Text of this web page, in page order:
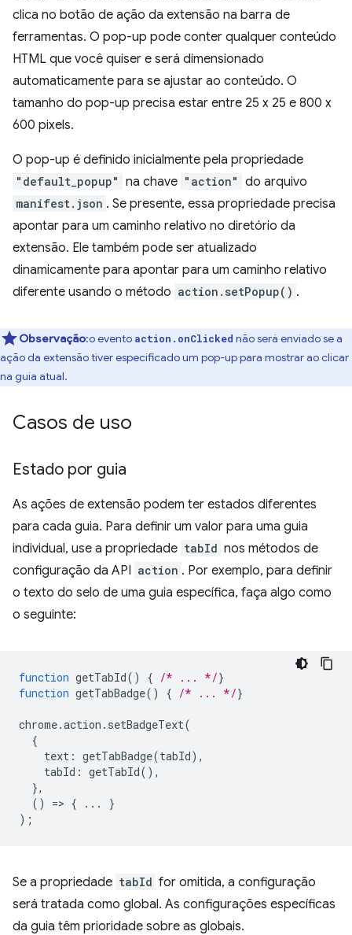
clica no botão de ação da extensão na barra de
ferramentas. O pop-up pode conter qualquer conteúdo
HTML que você quiser e será dimensionado
automaticamente para se ajustar ao conteúdo. O
tamanho do pop-up precisa estar entre 25 x 25 e 800 x
600 pixels.
O pop-up é definido inicialmente pela propriedade
"default_popup" na chave "action" do arquivo
manifest.json . Se presente, essa propriedade precisa
apontar para um caminho relativo no diretório da
extensão. Ele também pode ser atualizado
dinamicamente para apontar para um caminho relativo
diferente usando o método action.setPopup() .
Observação:o evento action.onClicked não será enviado se a
ação da extensão tiver especificado um pop-up para mostrar ao clicar
na guia atual.
Casos de uso
Estado por guia
As ações de extensão podem ter estados diferentes
para cada guia. Para definir um valor para uma guia
individual, use a propriedade tabId nos métodos de
configuração da API action . Por exemplo, para definir
o texto do selo de uma guia específica, faça algo como
o seguinte:
function getTabId() { /* ... */}
function getTabBadge() { /* ... */}
chrome.action . setBadgeText(
{
text : getTabBadge(tabId),
tabId : getTabId(),
},
()
=> { ...
}
);
Se a propriedade tabId for omitida, a configuração
será tratada como global. As configurações específicas
da guia têm prioridade sobre as globais.